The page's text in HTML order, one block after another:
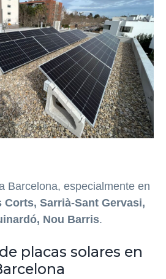
Barcelona, especialmente en
Corts, Sarrià-Sant Gervasi,
Nou Barris.
placas solares en